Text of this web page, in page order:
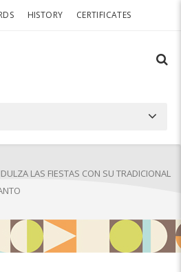
HISTORY CERTIFICATES
LAS FIESTAS CON SU TRADICIONAL